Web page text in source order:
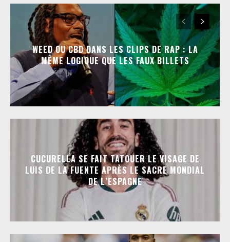
WEED OU CBD DANS LES CLIPS DE RAP : LA
MÊME LOGIQUE QUE LES FAUX BILLETS
CUCURELLA SE FAIT TATOUER LE VISAGE DE
LUIS DE LA FUENTE APRÈS LE SACRE MONDIAL
DE L’ESPAGNE